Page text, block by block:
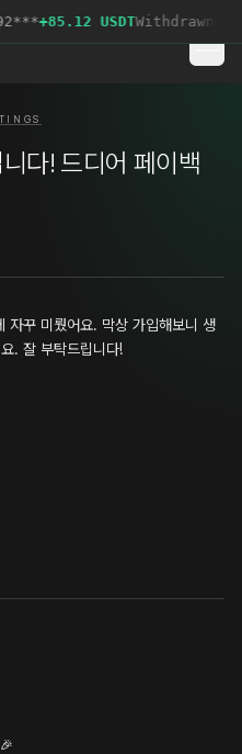
+85.12 USDTWithdrawn ·
다! 드디어 페이백
자꾸 미뤘어요. 막상 가입해보니 생
. 잘 부탁드립니다!